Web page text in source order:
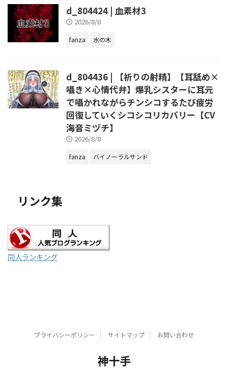
d_804424 | 血素材3
2026/8/8
fanza 水の木
d_804436 | 【祈りの射精】【耳舐め×
囁き×心情代弁】爆乳シスターに耳元
で囁かれながらチンシコするたび疲労
回復していくシコシコリカバリー【CV
海音ミヅチ】
2026/8/8
fanza バイノーラルサンド
リンク集
同人ランキング
プライバシーポリシー サイトマップ お問い合わせ
神十手